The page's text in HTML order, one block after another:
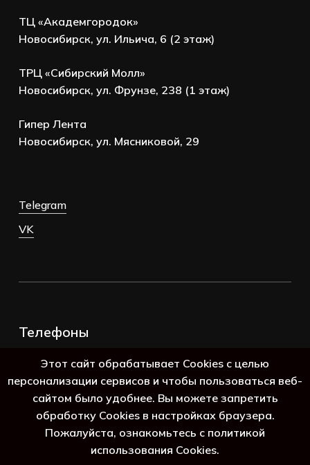
ТЦ «Академгородок»
Новосибирск, ул. Ильича, 6 (2 этаж)
ТРЦ «Сибирский Молл»
Новосибирск, ул. Фрунзе, 238 (1 этаж)
Гипер Лента
Новосибирск, ул. Мясниковой, 29
Telegram
VK
Телефоны
8 (800) 250-69-39
Этот сайт обрабатывает Cookies с целью
персонализации сервисов и чтобы пользоваться веб-
сайтом было удобнее. Вы можете запретить
обработку Cookies в настройках браузера.
Пожалуйста, ознакомьтесь с политикой
использования Cookies.